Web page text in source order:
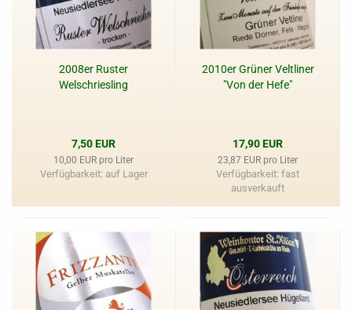
2008er Ruster
Welschriesling
7,50 EUR
10,00 EUR pro Liter
Verfügbarkeit: auf Lager
2010er Grüner Veltliner
"Von der Hefe"
17,90 EUR
23,87 EUR pro Liter
Verfügbarkeit: fast
ausverkauft